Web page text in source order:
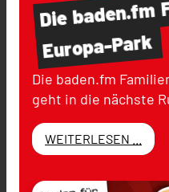
Diebaden.fm
Europa-Park
Die baden.fm
geht in die nächste
WEITERLESEN ...